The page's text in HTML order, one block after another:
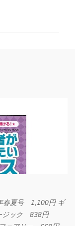
春夏号 1,100円 ギ
ジック 838円